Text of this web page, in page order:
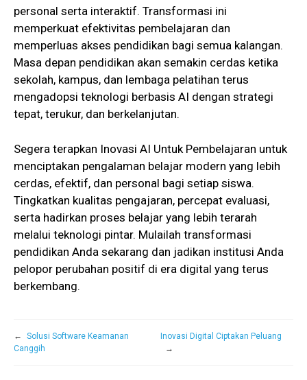
personal serta interaktif. Transformasi ini
memperkuat efektivitas pembelajaran dan
memperluas akses pendidikan bagi semua kalangan.
Masa depan pendidikan akan semakin cerdas ketika
sekolah, kampus, dan lembaga pelatihan terus
mengadopsi teknologi berbasis AI dengan strategi
tepat, terukur, dan berkelanjutan.
Segera terapkan Inovasi AI Untuk Pembelajaran untuk
menciptakan pengalaman belajar modern yang lebih
cerdas, efektif, dan personal bagi setiap siswa.
Tingkatkan kualitas pengajaran, percepat evaluasi,
serta hadirkan proses belajar yang lebih terarah
melalui teknologi pintar. Mulailah transformasi
pendidikan Anda sekarang dan jadikan institusi Anda
pelopor perubahan positif di era digital yang terus
berkembang.
←
Solusi Software Keamanan
Canggih
Inovasi Digital Ciptakan Peluang
→